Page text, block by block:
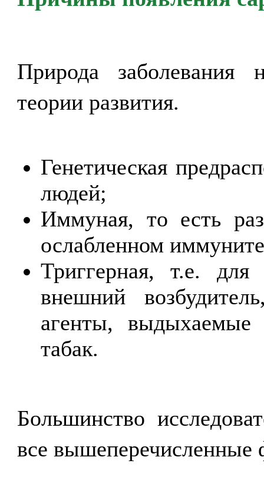
Природа заболевания
теории развития.
Генетическая
людей;
Иммуная, то есть
ослабленном
Триггерная, т.е. для
внешний
агенты, выдыхаемые
табак.
Большинство
все